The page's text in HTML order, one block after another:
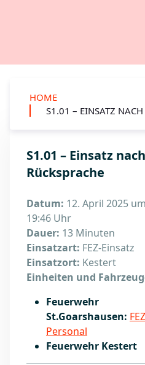
HOME
S1.01 – EINSATZ NACH
S1.01 – Einsatz nach
Rücksprache
Datum: 12. April 2025 um
19:46 Uhr
Dauer: 13 Minuten
Einsatzart: FEZ-Einsatz
Einsatzort: Kestert
Einheiten und
Feuerwehr
St.Goarshausen:
Personal
Feuerwehr Kestert